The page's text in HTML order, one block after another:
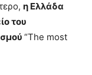
η Ελλάδα
του
“The most